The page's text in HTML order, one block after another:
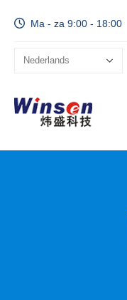
Ma - za 9:00 - 18:00